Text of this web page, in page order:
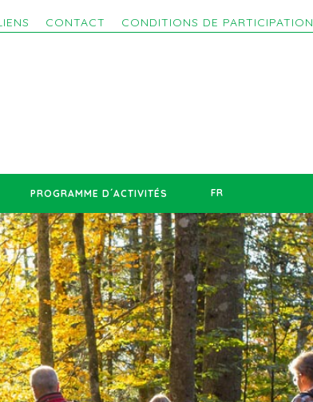
CONTACT CONDITIONS DE PARTICIPATION
PROGRAMME D´ACTIVITÉS FR